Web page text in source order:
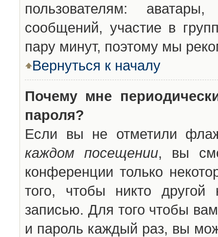
пользователям:
сообщений, участие в
пару минут, поэтому мы
Вернуться к началу
Почему мне
пароля?
Если вы не отметили
каждом посещении, вы
конференции только
того, чтобы никто другой
записью. Для того чтобы
и пароль каждый раз, вы